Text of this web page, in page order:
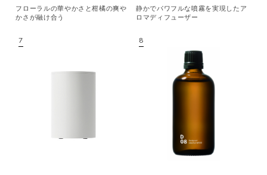
フローラルの華やかさと柑橘の爽や
かさが融け合う
静かでパワフルな噴霧を実現したア
ロマディフューザー